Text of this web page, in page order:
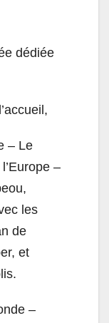
dédiée
– Le
–
les
de
et
–